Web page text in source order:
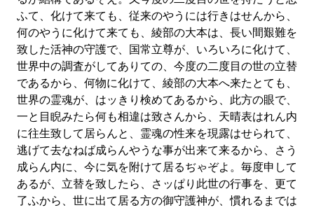
ふて、化けて来ても、従来のやうには行きはせんから、
何のやうに化けて来ても、綾部の大本は、長い間艱難を
致した活神の守護で、国常立尊が、いろいろに化けて、
世界中の調査がしてありての、今度の二度目の世の立替
であるから、何物に化けて、綾部の大本へ来たとても、
世界の霊魂が、はッきり検めてあるから、此方の眼で、
一と目睨みたら何も相違は致さんから、天晴表はれん内
に往生致して居らんと、霊魂の性来を現露はせられて、
逃げて去なねば成らんやうな事が出来て来るから、さう
成らん内に、今に気を附けて居るぢゃぞよ。毎度申して
あるが、立替を致したら、さッぱり此世の行事を、更て
了ふから、世に出て居る方の御守護神が、慣れるまでは